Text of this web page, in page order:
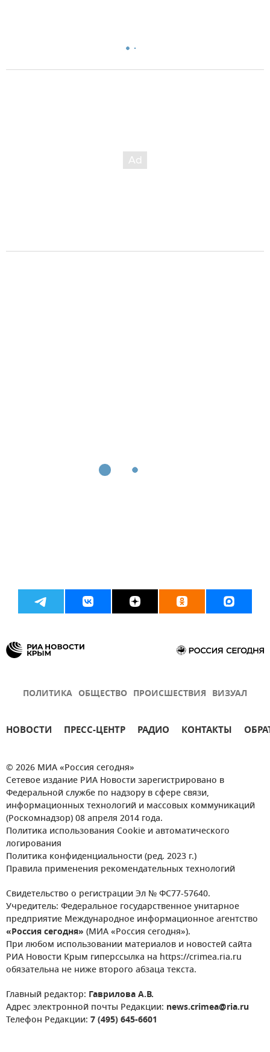
ПОЛИТИКА ОБЩЕСТВО ПРОИСШЕСТВИЯ ВИЗУАЛ
НОВОСТИ ПРЕСС-ЦЕНТР РАДИО КОНТАКТЫ
© 2026 МИА «Россия сегодня»
Сетевое издание РИА Новости зарегистрировано в
Федеральной службе по надзору в сфере связи,
информационных технологий и массовых коммуникаций
(Роскомнадзор) 08 апреля 2014 года.
Политика использования Cookie и автоматического
логирования
Политика конфиденциальности (ред. 2023 г.)
Правила применения рекомендательных технологий
Свидетельство о регистрации Эл № ФС77-57640.
Учредитель: Федеральное государственное унитарное
предприятие Международное информационное агентство
«Россия сегодня» (МИА «Россия сегодня»).
При любом использовании материалов и новостей сайта
РИА Новости Крым гиперссылка на https://crimea.ria.ru
обязательна не ниже второго абзаца текста.
Главный редактор: Гаврилова А.В.
Адрес электронной почты Редакции: news.crimea@ria.ru
Телефон Редакции: 7 (495) 645-6601